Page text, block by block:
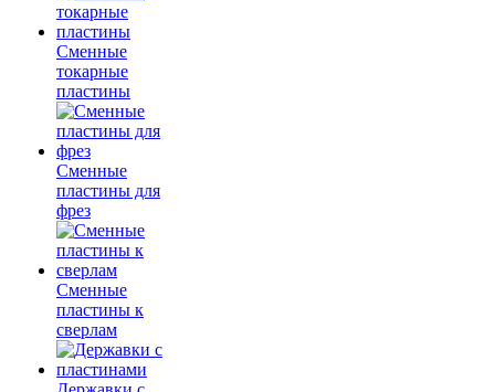
Сменные
токарные
пластины
Сменные
пластины для
фрез
Сменные
пластины к
сверлам